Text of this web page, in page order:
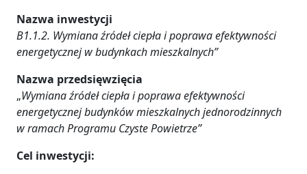
Nazwa inwestycji
B1.1.2. Wymiana źródeł ciepła i poprawa efektywności
energetycznej w budynkach mieszkalnych”
Nazwa przedsięwzięcia
„Wymiana źródeł ciepła i poprawa efektywności
energetycznej budynków mieszkalnych jednorodzinnych
w ramach Programu Czyste Powietrze”
Cel inwestycji: